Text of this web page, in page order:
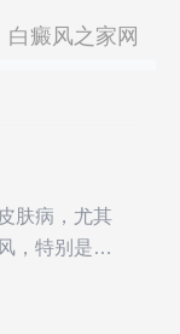
白癜风之家网
肤病，尤其
，特别是对
施治，理法